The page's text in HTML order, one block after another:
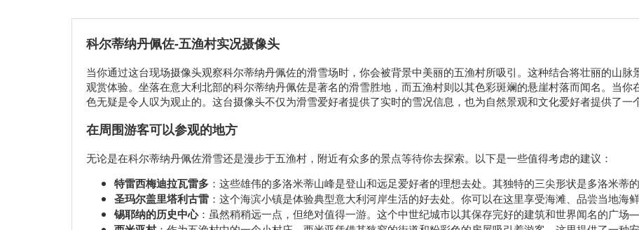
科尔蒂纳丹佩佐-五渔村实况摄像头
当你通过这台现场摄像头观察科尔蒂纳丹佩佐的滑雪场时，你会被背景中美丽的五渔村所吸引。这种结合将壮丽的山
观赏体验。坐落在意大利北部的科尔蒂纳丹佩佐是著名的滑雪胜地，而五渔村则以其色彩斑斓的悬崖村落而闻名。当
色无疑是令人叹为观止的。这台摄像头不仅为滑雪爱好者提供了实时的雪况信息，也为自然景观和文化爱好者提供了一
在周围游客可以参观的地方
无论是在科尔蒂纳丹佩佐滑雪还是漫步于五渔村，附近有众多的景点等待你去探索。以下是一些值得考虑的建议：
特雷西梅迪拉瓦雷多 ：这些雄伟的多洛米蒂山峰是登山和远足爱好者的理想去处。其独特的三尖形状是多洛米蒂
圣玛尔盖里塔利古雷 ：这个海滨小镇是体验典型意大利河岸生活的好去处。你可以在这里享受海滩、品尝当地海
锡耶纳的历史中心：虽然稍稍远一点，但绝对值得一游。这个中世纪城市以其保存完好的建筑和世界闻名的广场